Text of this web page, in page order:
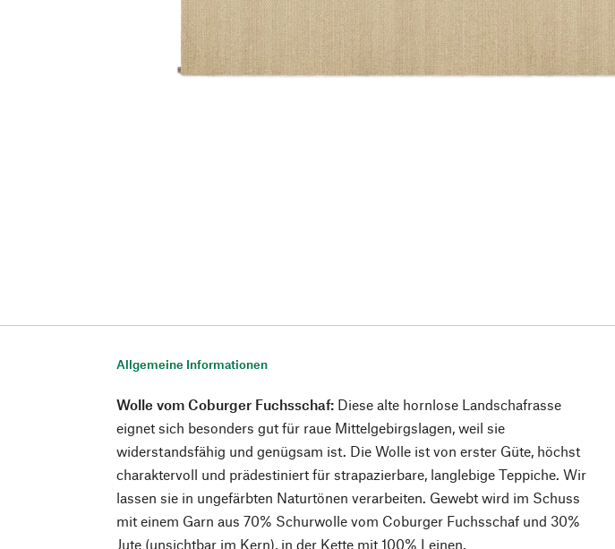
Allgemeine Informationen
Wolle vom Coburger Fuchsschaf: Diese alte hornlose Landschafrasse
eignet sich besonders gut für raue Mittelgebirgslagen, weil sie
widerstandsfähig und genügsam ist. Die Wolle ist von erster Güte, höchst
charaktervoll und prädestiniert für strapazierbare, langlebige Teppiche. Wir
lassen sie in ungefärbten Naturtönen verarbeiten. Gewebt wird im Schuss
mit einem Garn aus 70% Schurwolle vom Coburger Fuchsschaf und 30%
Jute (unsichtbar im Kern), in der Kette mit 100% Leinen.